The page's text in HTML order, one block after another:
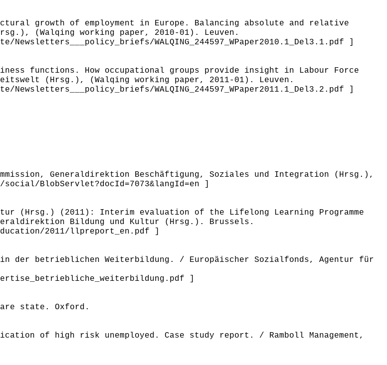
growth of employment in Europe. Balancing absolute and relative
(Walqing working paper, 2010-01). Leuven.
WALQING_244597_WPaper2010.1_Del3.1.pdf ]
functions. How occupational groups provide insight in Labour Force
(Hrsg.), (Walqing working paper, 2011-01). Leuven.
WALQING_244597_WPaper2011.1_Del3.2.pdf ]
Generaldirektion Beschäftigung, Soziales und Integration (Hrsg.),
BlobServlet?docId=7073&langId=en ]
(Hrsg.) (2011): Interim evaluation of the Lifelong Learning Programme
Bildung und Kultur (Hrsg.). Brussels.
2011/llpreport_en.pdf ]
der betrieblichen Weiterbildung. / Europäischer Sozialfonds, Agentur für
]
state. Oxford.
of high risk unemployed. Case study report. / Ramboll Management,